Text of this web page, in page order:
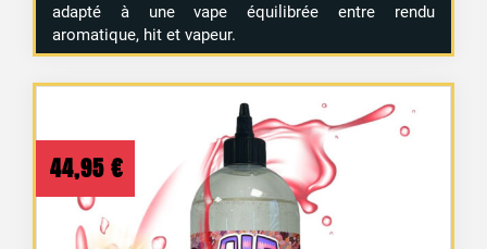
adapté à une vape équilibrée entre rendu
aromatique, hit et vapeur.
44,95 €